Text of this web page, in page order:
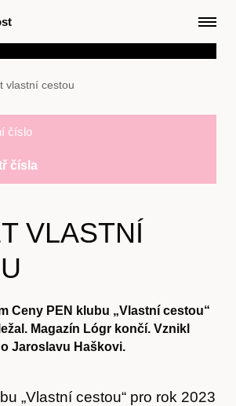
vlastní cestou
číslo
čísla
VLASTNÍ
Ceny PEN klubu „Vlastní cestou“
Magazín Lógr končí. Vznikl
Jaroslavu Haškovi.
„Vlastní cestou“ pro rok 2023